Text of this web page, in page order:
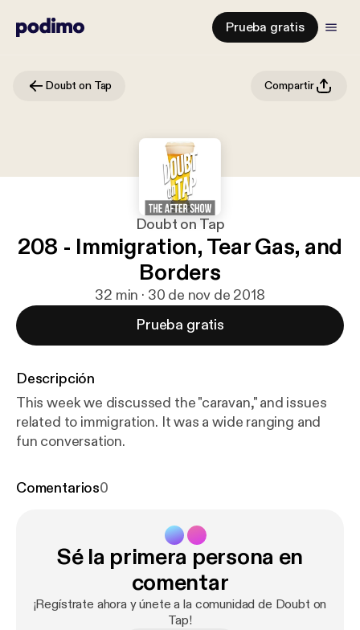
Prueba gratis
Doubt on Tap Compartir
Doubt on Tap
208 - Immigration, Tear Gas, and
Borders
32 min · 30 de nov de 2018
Prueba gratis
Descripción
This week we discussed the "caravan," and issues
related to immigration. It was a wide ranging and
fun conversation.
Comentarios0
Sé la primera persona en
comentar
¡Regístrate ahora y únete a la comunidad de Doubt on
Tap!